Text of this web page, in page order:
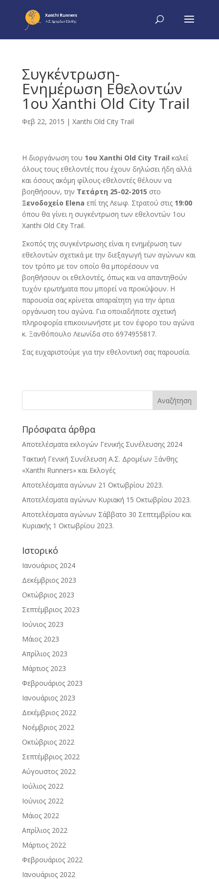
Συγκέντρωση-
Ενημέρωση Εθελοντών
1ου Xanthi Old City Trail
Φεβ 22, 2015 | Xanthi Old City Trail
Η διοργάνωση του 1ου Xanthi Old City Trail καλεί
όλους τους εθελοντές που έχουν δηλώσει ήδη αλλά
και όσους ακόμη φίλους-εθελοντές θέλουν να
βοηθήσουν, την Τετάρτη 25-02-2015 στο
Ξενοδοχείο Elena επί της Λεωφ. Στρατού στις 19:00
όπου θα γίνει η συγκέντρωση των εθελοντών 1ου
Xanthi Old City Trail.
Σκοπός της συγκέντρωσης είναι η ενημέρωση των
εθελοντών σχετικά με την διεξαγωγή των αγώνων και
τον τρόπο με τον οποίο θα μπορέσουν να
βοηθήσουν οι εθελοντές, όπως και να απαντηθούν
τυχόν ερωτήματα που μπορεί να προκύψουν. Η
παρουσία σας κρίνεται απαραίτητη για την άρτια
οργάνωση του αγώνα. Για οποιαδήποτε σχετική
πληροφορία επικοινωνήστε με τον έφορο του αγώνα
κ. Ξανθόπουλο Λεωνίδα στο 6974955817.
Σας ευχαριστούμε για την εθελοντική σας παρουσία.
Πρόσφατα άρθρα
Αποτελέσματα εκλογών Γενικής Συνέλευσης 2024
Τακτική Γενική Συνέλευση Α.Σ. Δρομέων Ξάνθης
«Xanthi Runners» και Εκλογές
Αποτελέσματα αγώνων 21 Οκτωβρίου 2023.
Αποτελέσματα αγώνων Κυριακή 15 Οκτωβρίου 2023.
Αποτελέσματα αγώνων Σάββατο 30 Σεπτεμβρίου και
Κυριακής 1 Οκτωβρίου 2023.
Ιστορικό
Ιανουάριος 2024
Δεκέμβριος 2023
Οκτώβριος 2023
Σεπτέμβριος 2023
Ιούνιος 2023
Μάιος 2023
Απρίλιος 2023
Μάρτιος 2023
Φεβρουάριος 2023
Ιανουάριος 2023
Δεκέμβριος 2022
Νοέμβριος 2022
Οκτώβριος 2022
Σεπτέμβριος 2022
Αύγουστος 2022
Ιούλιος 2022
Ιούνιος 2022
Μάιος 2022
Απρίλιος 2022
Μάρτιος 2022
Φεβρουάριος 2022
Ιανουάριος 2022